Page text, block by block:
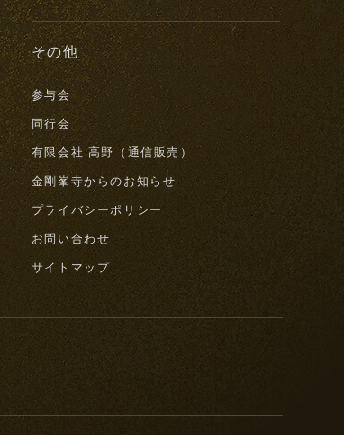
その他
参与会
同行会
有限会社 高野（通信販売）
金剛峯寺からのお知らせ
プライバシーポリシー
お問い合わせ
サイトマップ